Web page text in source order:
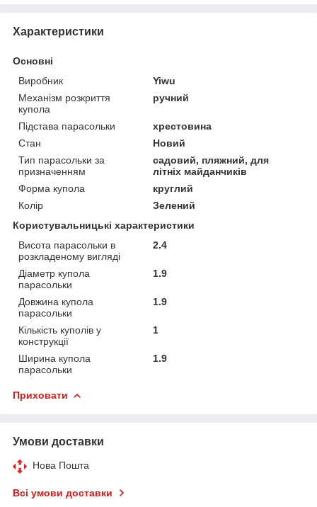
Характеристики
Основні
Виробник
Yiwu
Механізм розкриття
купола
ручний
Підстава парасольки
хрестовина
Стан
Новий
Тип парасольки за
призначенням
садовий, пляжний, для
літніх майданчиків
Форма купола
круглий
Колір
Зелений
Користувальницькі характеристики
Висота парасольки в
розкладеному вигляді
2.4
Діаметр купола
парасольки
1.9
Довжина купола
парасольки
1.9
Кількість куполів у
конструкції
1
Ширина купола
парасольки
1.9
Приховати
Умови доставки
Нова Пошта
Всі умови доставки